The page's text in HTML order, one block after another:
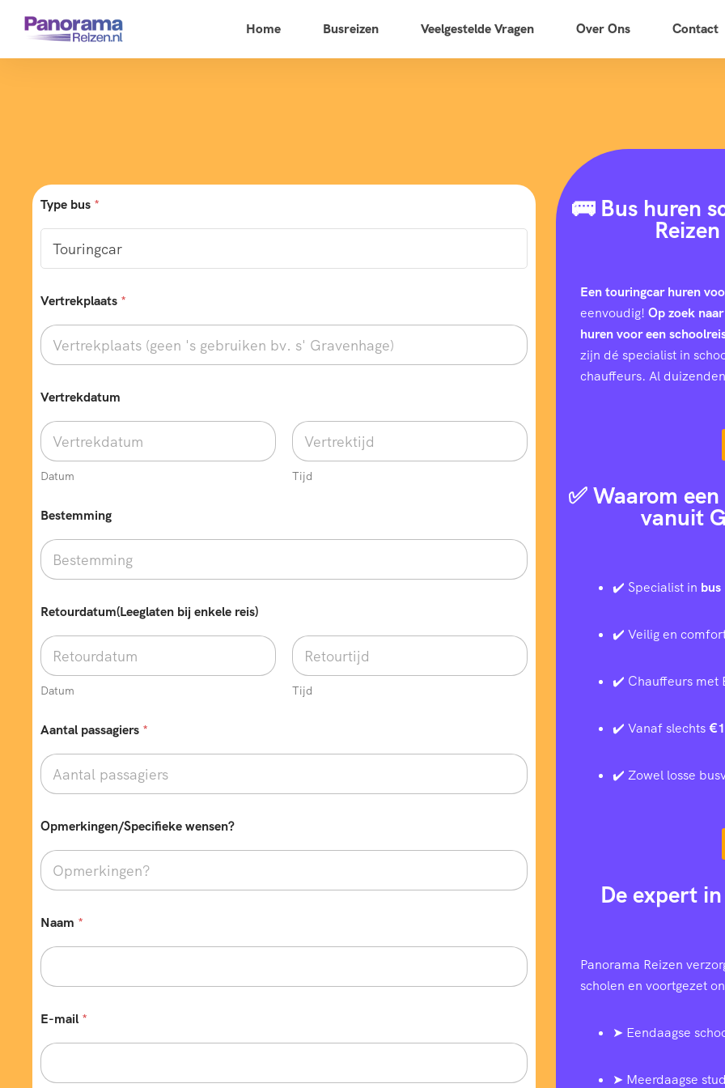
Home Busreizen Veelgestelde Vragen Over Ons Contact
Type bus *
Vertrekplaats *
Vertrekdatum
Datum Tijd
Bestemming
Retourdatum(Leeglaten bij enkele reis)
Datum Tijd
Aantal passagiers *
Opmerkingen/Specifieke wensen?
Naam *
E-mail *
🚌 Bus huren
Een touringcar huren
eenvoudig! Op zoek
huren voor een
zijn dé specialist in
chauffeurs. Al
✅ Waarom
vanuit
✔️ Specialist in
✔️ Veilig en
✔️ Chauffeurs met
✔️ Vanaf slechts
✔️ Zowel losse
De expert
Panorama Reizen
scholen en voortgezet
➤ Eendaagse
➤ Meerdaagse